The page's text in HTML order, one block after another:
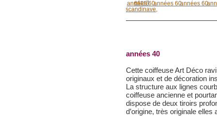
années 40
Cette coiffeuse Art Déco
originaux et de décoration
La structure aux lignes
coiffeuse ancienne et
dispose de deux tiroirs
d’origine, très originale elles